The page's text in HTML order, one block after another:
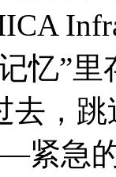
忆”
去
急的